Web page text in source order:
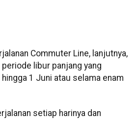
Commuter Line, lanjutnya,
libur panjang yang
1 Juni atau selama enam
setiap harinya dan